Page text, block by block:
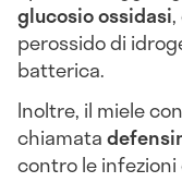
glucosio ossidasi
perossido di
batterica.
Inoltre, il miele
chiamata
contro le